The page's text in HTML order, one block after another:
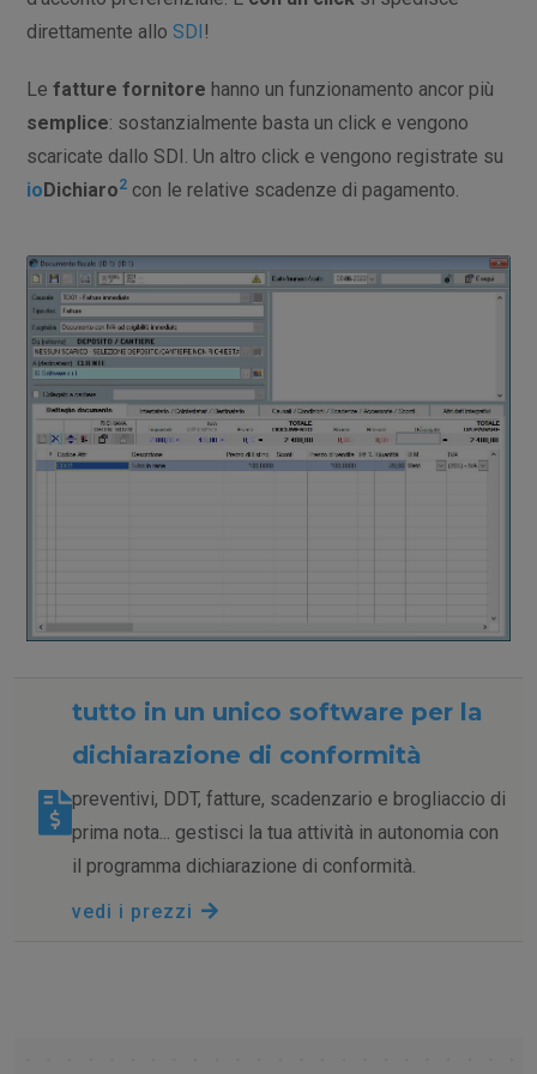
direttamente allo SDI!
Le fatture fornitore hanno un funzionamento ancor più
semplice: sostanzialmente basta un click e vengono
scaricate dallo SDI. Un altro click e vengono registrate su
ioDichiaro2 con le relative scadenze di pagamento.
tutto in un unico software per la
dichiarazione di conformità
preventivi, DDT, fatture, scadenzario e brogliaccio di
prima nota... gestisci la tua attività in autonomia con
il programma dichiarazione di conformità.
vedi i prezzi